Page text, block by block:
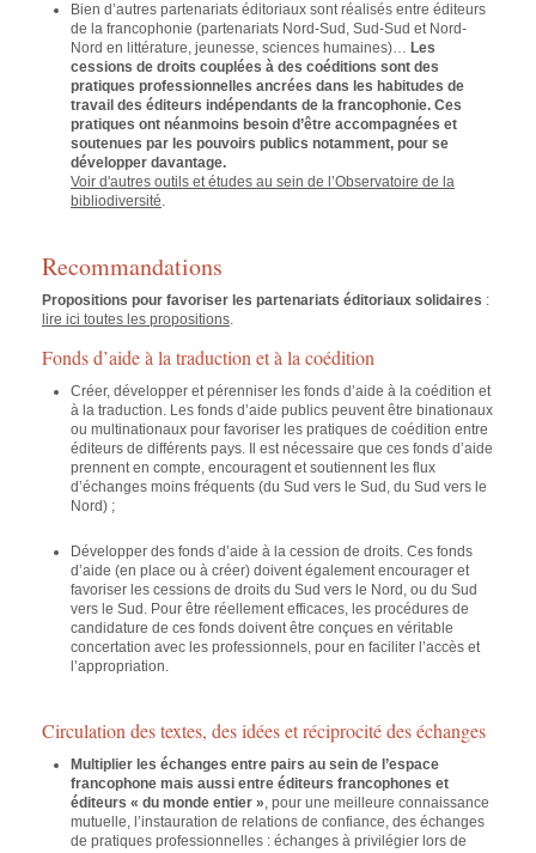
Bien d’autres partenariats éditoriaux sont réalisés entre éditeurs
de la francophonie (partenariats Nord-Sud, Sud-Sud et Nord-
Nord en littérature, jeunesse, sciences humaines)… Les
cessions de droits couplées à des coéditions sont des
pratiques professionnelles ancrées dans les habitudes de
travail des éditeurs indépendants de la francophonie. Ces
pratiques ont néanmoins besoin d’être accompagnées et
soutenues par les pouvoirs publics notamment, pour se
développer davantage.
Voir d'autres outils et études au sein de l’Observatoire de la
bibliodiversité.
Recommandations
Propositions pour favoriser les partenariats éditoriaux solidaires :
lire ici toutes les propositions.
Fonds d’aide à la traduction et à la coédition
Créer, développer et pérenniser les fonds d’aide à la coédition et
à la traduction. Les fonds d’aide publics peuvent être binationaux
ou multinationaux pour favoriser les pratiques de coédition entre
éditeurs de différents pays. Il est nécessaire que ces fonds d’aide
prennent en compte, encouragent et soutiennent les flux
d’échanges moins fréquents (du Sud vers le Sud, du Sud vers le
Nord) ;
Développer des fonds d’aide à la cession de droits. Ces fonds
d’aide (en place ou à créer) doivent également encourager et
favoriser les cessions de droits du Sud vers le Nord, ou du Sud
vers le Sud. Pour être réellement efficaces, les procédures de
candidature de ces fonds doivent être conçues en véritable
concertation avec les professionnels, pour en faciliter l’accès et
l’appropriation.
Circulation des textes, des idées et réciprocité des échanges
Multiplier les échanges entre pairs au sein de l’espace
francophone mais aussi entre éditeurs francophones et
éditeurs « du monde entier », pour une meilleure connaissance
mutuelle, l’instauration de relations de confiance, des échanges
de pratiques professionnelles : échanges à privilégier lors de